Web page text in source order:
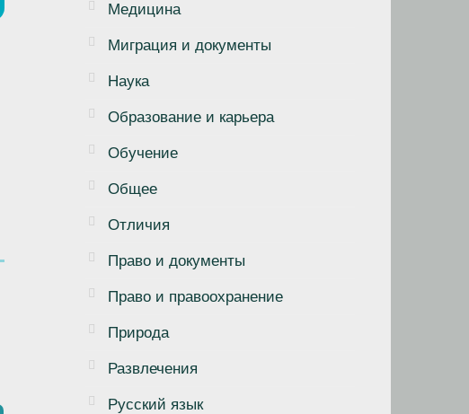
Медицина
Миграция и документы
Наука
Образование и карьера
Обучение
Общее
Отличия
Право и документы
Право и правоохранение
Природа
Развлечения
Русский язык